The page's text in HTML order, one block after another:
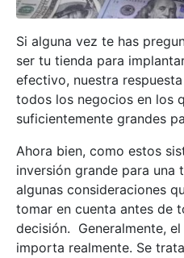
Si alguna vez te has
ser tu tienda para
efectivo, nuestra
todos los negocios en los
suficientemente grandes
Ahora bien, como estos
inversión grande para una
algunas consideraciones
tomar en cuenta antes de
decisión. Generalmente,
importa realmente. Se